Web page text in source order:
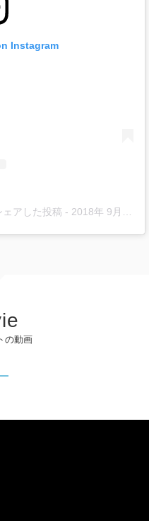
Instagram
アした投稿 - 2018年 9月月16日午後11時16分PDT
の動画